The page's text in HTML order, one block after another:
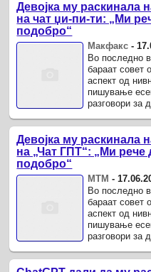
Девојка му раскинала
на чат џи-пи-ти: „Ми
подобро“
Макфакс -
Во последно
бараат совет
аспект од
пишување
разговори за
Девојка му раскинала
на „Чат ГПТ“: „Ми рече
подобро“
MTM -
Во последно
бараат совет
аспект од
пишување
разговори за